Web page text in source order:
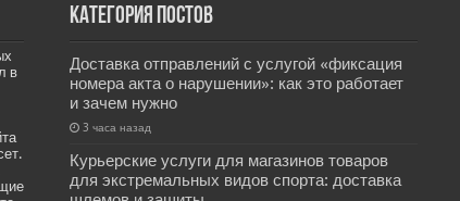
в
Категория постов
Доставка отправлений с услугой «фиксация
номера акта о нарушении»: как это работает
и зачем нужно
3 часа назад
Курьерские услуги для магазинов товаров
для экстремальных видов спорта: доставка